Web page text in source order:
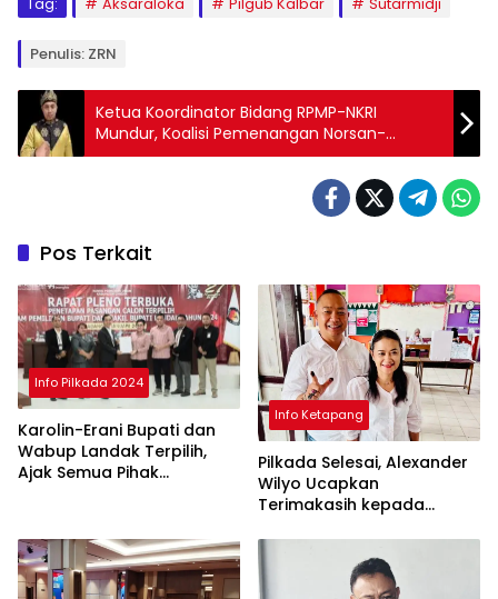
Penulis: ZRN
Ketua Koordinator Bidang RPMP-NKRI
Mundur, Koalisi Pemenangan Norsan-
Krisantus Kocar-Kacir
Pos Terkait
Info Pilkada 2024
Karolin-Erani Bupati dan
Wabup Landak Terpilih,
Ajak Semua Pihak
Info Ketapang
Pilkada Selesai, Alexander
Wilyo Ucapkan
Terimakasih kepada